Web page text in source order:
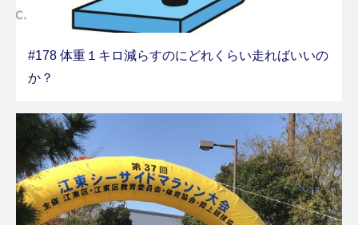
#178 体重１キロ減らすのにどれくらい走ればいいの
か？